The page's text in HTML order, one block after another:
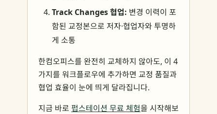
Track Changes 협업: 변경 이력이 포
함된 교정본으로 저자·협업자와 투명하
게 소통
한컴오피스를 완전히 교체하지 않아도, 이 4
가지를 워크플로우에 추가하면 교정 품질과
협업 효율이 눈에 띄게 달라집니다.
지금 바로 펍스테이션 무료 체험을 시작해보